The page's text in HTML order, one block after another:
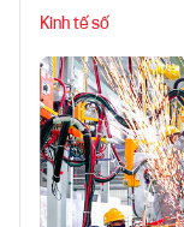
Kinh tế số